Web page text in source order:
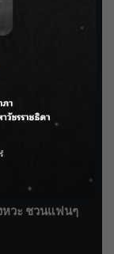
สู่แหล่ง
ส่งซิงเกิลที่
รเอาคืน”
ลน้ำเหนือ ย้ำ
วะ ชวนแฟนๆ